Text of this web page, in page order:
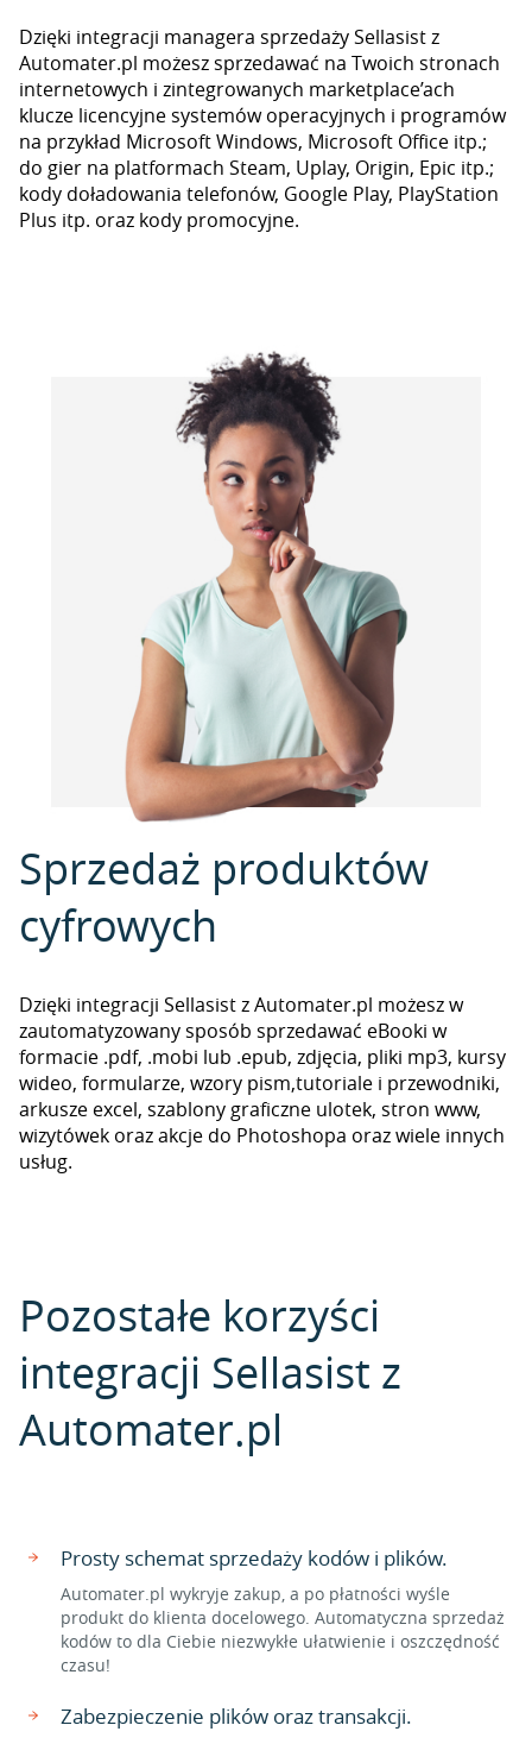
Dzięki integracji managera sprzedaży Sellasist z
Automater.pl możesz sprzedawać na Twoich stronach
internetowych i zintegrowanych marketplace’ach
klucze licencyjne systemów operacyjnych i programów
na przykład Microsoft Windows, Microsoft Office itp.;
do gier na platformach Steam, Uplay, Origin, Epic itp.;
kody doładowania telefonów, Google Play, PlayStation
Plus itp. oraz kody promocyjne.
Sprzedaż produktów
cyfrowych
Dzięki integracji Sellasist z Automater.pl możesz w
zautomatyzowany sposób sprzedawać eBooki w
formacie .pdf, .mobi lub .epub, zdjęcia, pliki mp3, kursy
wideo, formularze, wzory pism,tutoriale i przewodniki,
arkusze excel, szablony graficzne ulotek, stron www,
wizytówek oraz akcje do Photoshopa oraz wiele innych
usług.
Pozostałe korzyści
integracji Sellasist z
Automater.pl
Prosty schemat sprzedaży kodów i plików.
Automater.pl wykryje zakup, a po płatności wyśle
produkt do klienta docelowego. Automatyczna sprzedaż
kodów to dla Ciebie niezwykłe ułatwienie i oszczędność
czasu!
Zabezpieczenie plików oraz transakcji.